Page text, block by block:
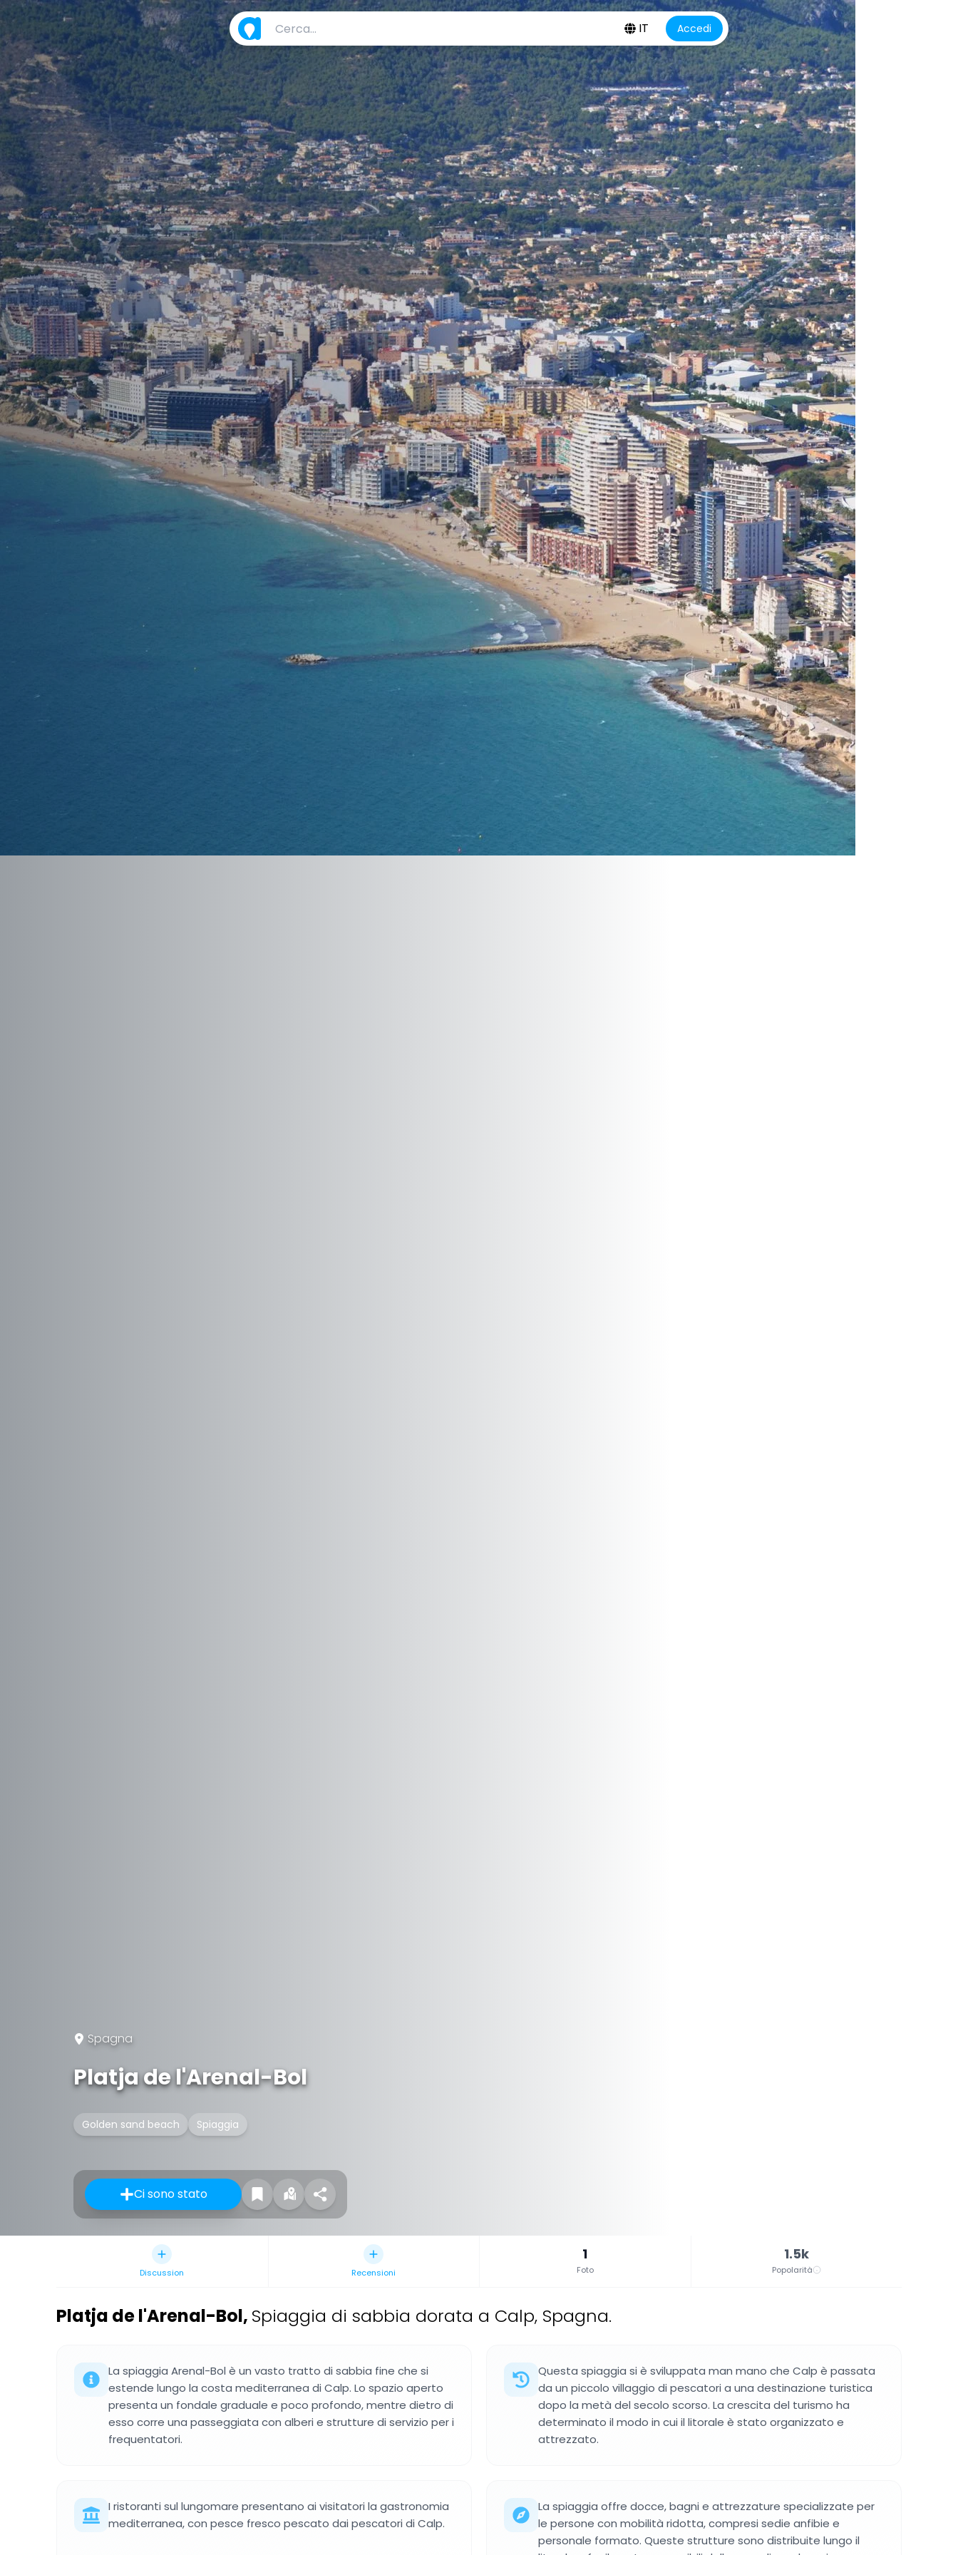
IT Accedi
Spagna
Platja de l'Arenal-Bol
Golden sand beach Spiaggia
Ci sono stato
Discussion Recensioni
1
Foto
1.5k
Popolarità
Platja de l'Arenal-Bol, Spiaggia di sabbia dorata a Calp, Spagna.
La spiaggia Arenal-Bol è un vasto tratto di sabbia fine che si
estende lungo la costa mediterranea di Calp. Lo spazio aperto
presenta un fondale graduale e poco profondo, mentre dietro di
esso corre una passeggiata con alberi e strutture di servizio per i
frequentatori.
Questa spiaggia si è sviluppata man mano che Calp è passata
da un piccolo villaggio di pescatori a una destinazione turistica
dopo la metà del secolo scorso. La crescita del turismo ha
determinato il modo in cui il litorale è stato organizzato e
attrezzato.
I ristoranti sul lungomare presentano ai visitatori la gastronomia
mediterranea, con pesce fresco pescato dai pescatori di Calp.
La spiaggia offre docce, bagni e attrezzature specializzate per
le persone con mobilità ridotta, compresi sedie anfibie e
personale formato. Queste strutture sono distribuite lungo il